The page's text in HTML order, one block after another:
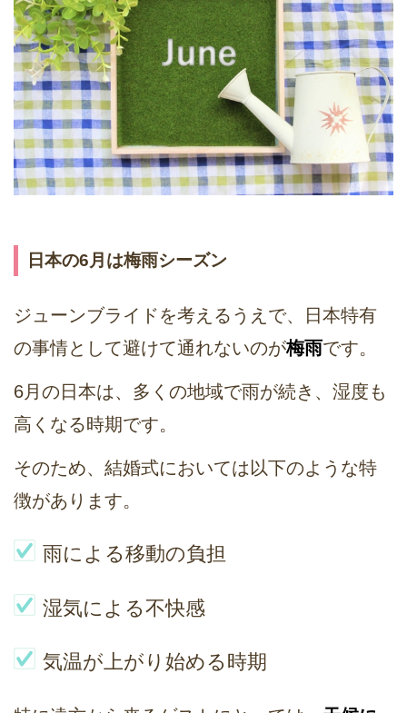
日本の6月は梅雨シーズン
ジューンブライドを考えるうえで、日本特有
の事情として避けて通れないのが梅雨です。
6月の日本は、多くの地域で雨が続き、湿度も
高くなる時期です。
そのため、結婚式においては以下のような特
徴があります。
雨による移動の負担
湿気による不快感
気温が上がり始める時期